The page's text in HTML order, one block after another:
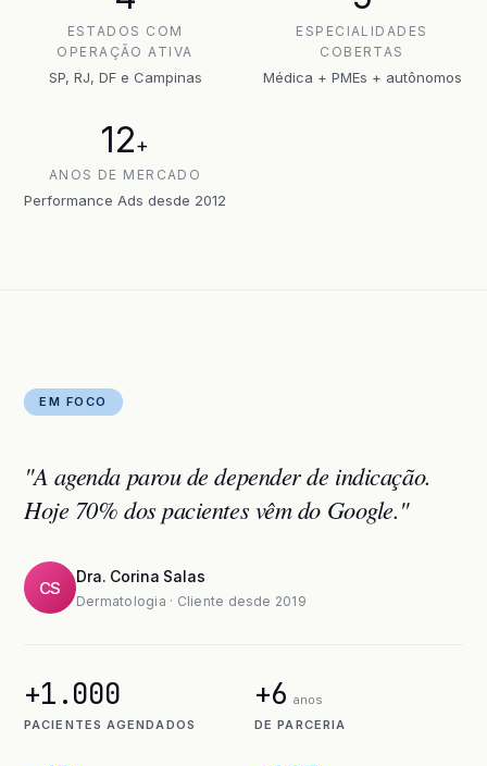
ESTADOS COM
OPERAÇÃO ATIVA
SP, RJ, DF e Campinas
ESPECIALIDADES
COBERTAS
Médica + PMEs + autônomos
12+
ANOS DE MERCADO
Performance Ads desde 2012
EM FOCO
"A agenda parou de depender de indicação.
Hoje 70% dos pacientes vêm do Google."
CS
Dra. Corina Salas
Dermatologia · Cliente desde 2019
+1.000
PACIENTES AGENDADOS
+6 anos
DE PARCERIA